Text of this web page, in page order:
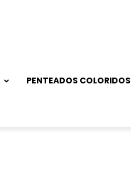
PENTEADOS COLORIDOS